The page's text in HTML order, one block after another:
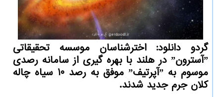
گردو دانلود: اخترشناسان موسسه تحقیقاتی
ˮآسترونˮ در هلند با بهره گیری از سامانه رصدی
موسوم به ˮآپرتیفˮ موفق به رصد 10 سیاه چاله
كلان جرم جدید شدند.